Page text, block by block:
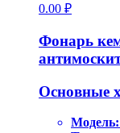
0.00 ₽
Фонарь
Основные
Модель: